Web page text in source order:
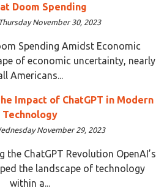
Doom Spending
November 30, 2023
Spending Amidst Economic
of economic uncertainty, nearly
Americans...
Impact of ChatGPT in Modern
Technology
November 29, 2023
the ChatGPT Revolution OpenAI’s
the landscape of technology
within a...